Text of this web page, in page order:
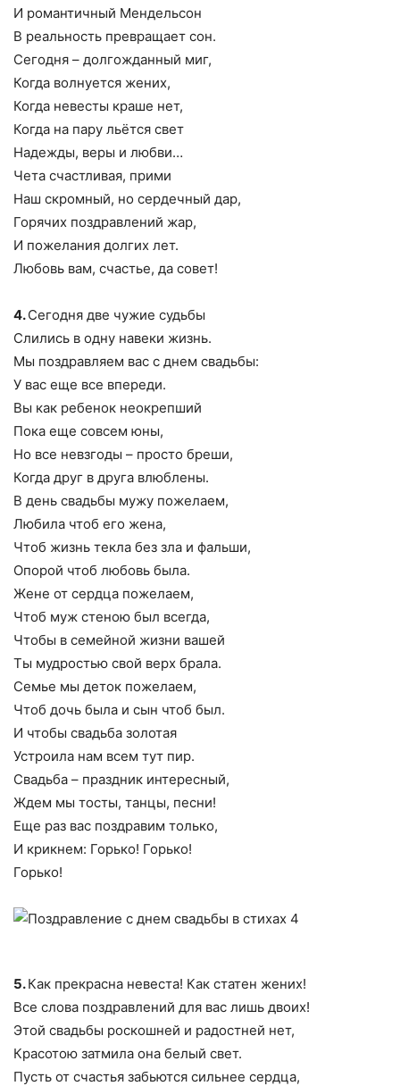
И романтичный Мендельсон
В реальность превращает сон.
Сегодня – долгожданный миг,
Когда волнуется жених,
Когда невесты краше нет,
Когда на пару льётся свет
Надежды, веры и любви…
Чета счастливая, прими
Наш скромный, но сердечный дар,
Горячих поздравлений жар,
И пожелания долгих лет.
Любовь вам, счастье, да совет!
4.Сегодня две чужие судьбы
Слились в одну навеки жизнь.
Мы поздравляем вас с днем свадьбы:
У вас еще все впереди.
Вы как ребенок неокрепший
Пока еще совсем юны,
Но все невзгоды – просто бреши,
Когда друг в друга влюблены.
В день свадьбы мужу пожелаем,
Любила чтоб его жена,
Чтоб жизнь текла без зла и фальши,
Опорой чтоб любовь была.
Жене от сердца пожелаем,
Чтоб муж стеною был всегда,
Чтобы в семейной жизни вашей
Ты мудростью свой верх брала.
Семье мы деток пожелаем,
Чтоб дочь была и сын чтоб был.
И чтобы свадьба золотая
Устроила нам всем тут пир.
Свадьба – праздник интересный,
Ждем мы тосты, танцы, песни!
Еще раз вас поздравим только,
И крикнем: Горько! Горько!
Горько!
5.Как прекрасна невеста! Как статен жених!
Все слова поздравлений для вас лишь двоих!
Этой свадьбы роскошней и радостней нет,
Красотою затмила она белый свет.
Пусть от счастья забьются сильнее сердца,